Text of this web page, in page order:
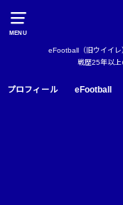
MENU
eFootball（旧ウイイ
戦歴25年以上
プロフィール eFootball